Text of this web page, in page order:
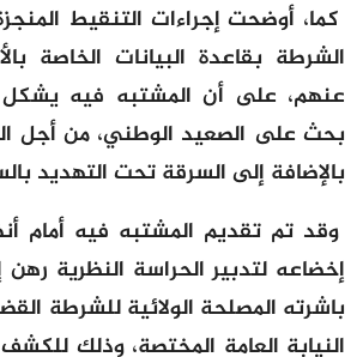
كما، أوضحت إجراءات التنقيط
الشرطة بقاعدة البيانات الخاصة
عنهم، على أن المشتبه فيه
بحث على الصعيد الوطني، من أجل
بالإضافة إلى السرقة تحت التهديد
وقد تم تقديم المشتبه فيه أمام
إخضاعه لتدبير الحراسة النظرية رهن
باشرته المصلحة الولائية للشرطة
النيابة العامة المختصة، وذلك